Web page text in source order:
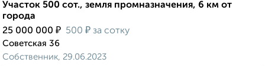
Участок 500 сот., земля промназначения, 6 км от
города
25 000 000 ₽ 500 ₽ за сотку
Советская 36
Собственник, 29.06.2023